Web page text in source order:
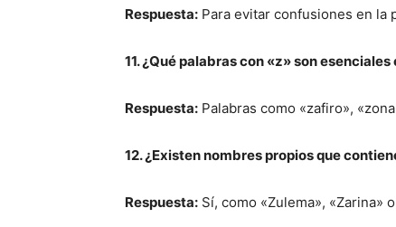
Respuesta: Para evitar confusiones en
11. ¿Qué palabras con «z» son
Respuesta: Palabras como «zafiro»,
12. ¿Existen nombres propios que
Respuesta: Sí, como «Zulema», «Zarina»